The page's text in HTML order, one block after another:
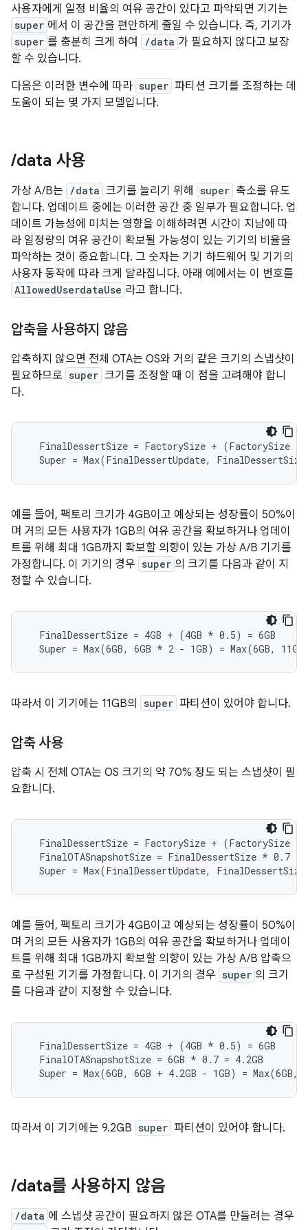
사용자에게 일정 비율의 여유 공간이 있다고 파악되면 기기는
super 에서 이 공간을 편안하게 줄일 수 있습니다. 즉, 기기가
super 를 충분히 크게 하여 /data 가 필요하지 않다고 보장
할 수 있습니다.
다음은 이러한 변수에 따라 super 파티션 크기를 조정하는 데
도움이 되는 몇 가지 모델입니다.
/data 사용
가상 A/B는 /data 크기를 늘리기 위해 super 축소를 유도
합니다. 업데이트 중에는 이러한 공간 중 일부가 필요합니다. 업
데이트 가능성에 미치는 영향을 이해하려면 시간이 지남에 따
라 일정량의 여유 공간이 확보될 가능성이 있는 기기의 비율을
파악하는 것이 중요합니다. 그 숫자는 기기 하드웨어 및 기기의
사용자 동작에 따라 크게 달라집니다. 아래 예에서는 이 번호를
AllowedUserdataUse 라고 합니다.
압축을 사용하지 않음
압축하지 않으면 전체 OTA는 OS와 거의 같은 크기의 스냅샷이
필요하므로 super 크기를 조정할 때 이 점을 고려해야 합니
다.
  FinalDessertSize = FactorySize + (FactorySize
Super = Max(FinalDessertUpdate,
예를 들어, 팩토리 크기가 4GB이고 예상되는 성장률이 50%이
며 거의 모든 사용자가 1GB의 여유 공간을 확보하거나 업데이
트를 위해 최대 1GB까지 확보할 의향이 있는 가상 A/B 기기를
가정합니다. 이 기기의 경우 super 의 크기를 다음과 같이 지
정할 수 있습니다.
  FinalDessertSize = 4GB + (4GB
* 0.5) = 6GB
  Super = Max(6GB, 6GB *
2 - 1GB) = Max(6GB,
따라서 이 기기에는 11GB의 super 파티션이 있어야 합니다.
압축 사용
압축 시 전체 OTA는 OS 크기의 약 70% 정도 되는 스냅샷이 필
요합니다.
  FinalDessertSize = FactorySize + (FactorySize
  FinalOTASnapshotSize = FinalDessertSize *
0.7
Super = Max(FinalDessertUpdate,
예를 들어, 팩토리 크기가 4GB이고 예상되는 성장률이 50%이
며 거의 모든 사용자가 1GB의 여유 공간을 확보하거나 업데이
트를 위해 최대 1GB까지 확보할 의향이 있는 가상 A/B 압축으
로 구성된 기기를 가정합니다. 이 기기의 경우 super 의 크기
를 다음과 같이 지정할 수 있습니다.
  FinalDessertSize = 4GB + (4GB
* 0.5) = 6GB
  FinalOTASnapshotSize = 6GB *
0.7 = 4.2GB
Super = Max(6GB, 6GB + 4.2GB - 1GB) = Max(6GB,
따라서 이 기기에는 9.2GB super 파티션이 있어야 합니다.
/data를 사용하지 않음
/data 에 스냅샷 공간이 필요하지 않은 OTA를 만들려는 경우